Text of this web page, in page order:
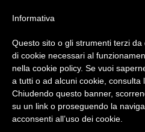
Informativa
Questo sito o gli strumenti terzi
di cookie necessari al
nella cookie policy. Se vuoi
a tutti o ad alcuni cookie, consulta
Chiudendo questo banner,
su un link o proseguendo la
acconsenti all’uso dei cookie.